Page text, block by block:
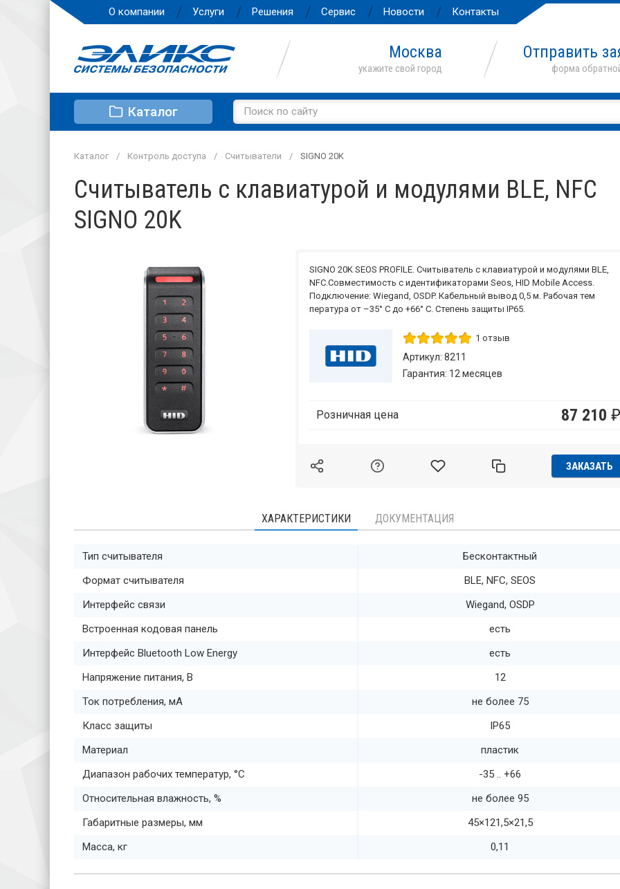
О компании Услуги Решения Сервис Новости Контакты
Москва Отправить
Каталог
Каталог Контроль доступа Считыватели SIGNO 20K
Считыватель с клавиатурой и модулями BLE, NFC
SIGNO 20K
SIGNO 20K SEOS PROFILE. Считыватель с клавиатурой и модулями BLE,
NFC.Совместимость с идентификаторами Seos, HID Mobile Access.
Подключение: Wiegand, OSDP. Кабельный вывод 0,5 м. Рабочая тем
пература от –35° C до +66° C. Степень защиты IP65.
1 отзыв
Артикул: 8211
Гарантия: 12 месяцев
Розничная цена 87 210 ₽
ЗАКАЗАТЬ
ХАРАКТЕРИСТИКИ ДОКУМЕНТАЦИЯ
Тип считывателя
Бесконтактный
Формат считывателя
BLE, NFC, SEOS
Интерфейс связи
Wiegand, OSDP
Встроенная кодовая панель
есть
Интерфейс Bluetooth Low Energy
есть
Напряжение питания, В
12
Ток потребления, мА
не более 75
Класс защиты
IP65
Материал
пластик
Диапазон рабочих температур, °C
-35 .. +66
Относительная влажность, %
не более 95
Габаритные размеры, мм
45×121,5×21,5
Масса, кг
0,11